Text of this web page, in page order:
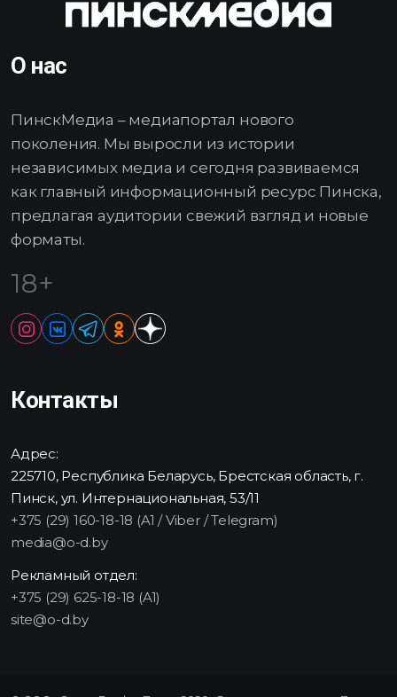
О нас
ПинскМедиа – медиапортал нового
поколения. Мы выросли из истории
независимых медиа и сегодня развиваемся
как главный информационный ресурс Пинска,
предлагая аудитории свежий взгляд и новые
форматы.
18+
Контакты
Адрес:
225710, Республика Беларусь, Брестская область, г.
Пинск, ул. Интернациональная, 53/11
+375 (29) 160-18-18 (A1 / Viber / Telegram)
media@o-d.by
Рекламный отдел:
+375 (29) 625-18-18 (A1)
site@o-d.by